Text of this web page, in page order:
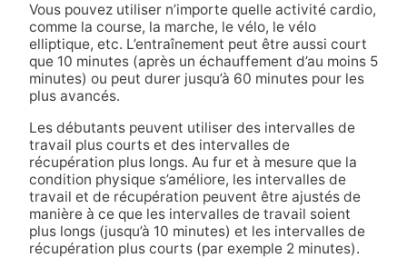
Vous pouvez utiliser n’importe quelle activité cardio,
comme la course, la marche, le vélo, le vélo
elliptique, etc. L’entraînement peut être aussi court
que 10 minutes (après un échauffement d’au moins 5
minutes) ou peut durer jusqu’à 60 minutes pour les
plus avancés.
Les débutants peuvent utiliser des intervalles de
travail plus courts et des intervalles de
récupération plus longs. Au fur et à mesure que la
condition physique s’améliore, les intervalles de
travail et de récupération peuvent être ajustés de
manière à ce que les intervalles de travail soient
plus longs (jusqu’à 10 minutes) et les intervalles de
récupération plus courts (par exemple 2 minutes).